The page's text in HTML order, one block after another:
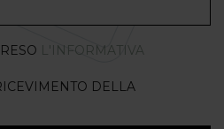
L'INFORMATIVA
DELLA